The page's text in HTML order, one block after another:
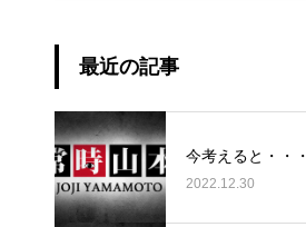
最近の記事
今考えると・・・
2022.12.30